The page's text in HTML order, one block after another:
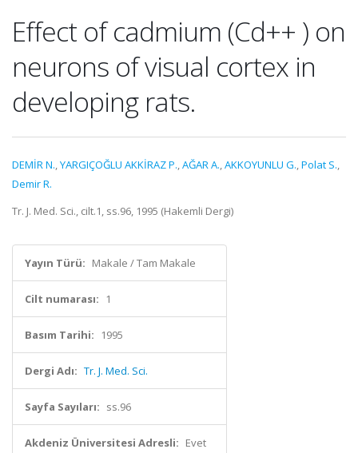
Effect of cadmium (Cd++ ) on
neurons of visual cortex in
developing rats.
DEMİR N.,YARGIÇOĞLU AKKİRAZ P.,AĞAR A.,AKKOYUNLU G.,Polat S.,
Demir R.
Tr. J. Med. Sci., cilt.1, ss.96, 1995 (Hakemli Dergi)
Yayın Türü: Makale / Tam Makale
Cilt numarası: 1
Basım Tarihi: 1995
Dergi Adı: Tr. J. Med. Sci.
Sayfa Sayıları: ss.96
Akdeniz Üniversitesi Adresli: Evet